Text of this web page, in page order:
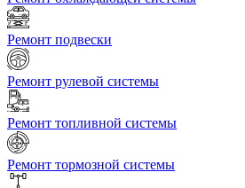
Ремонт подвески
Ремонт рулевой системы
Ремонт топливной системы
Ремонт тормозной системы